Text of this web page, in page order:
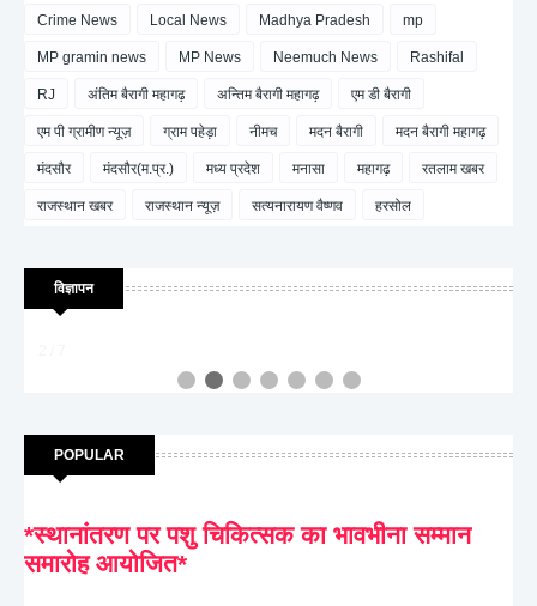
Crime News Local News Madhya Pradesh mp
MP gramin news MP News Neemuch News Rashifal
RJ अंतिम बैरागी महागढ़ अन्तिम बैरागी महागढ़ एम डी बैरागी
एम पी ग्रामीण न्यूज़ ग्राम पहेड़ा नीमच मदन बैरागी मदन बैरागी महागढ़
मंदसौर मंदसौर(म.प्र.) मध्य प्रदेश मनासा महागढ़ रतलाम खबर
राजस्थान खबर राजस्थान न्यूज़ सत्यनारायण वैष्णव हरसोल
विज्ञापन
POPULAR
*स्थानांतरण पर पशु चिकित्सक का भावभीना सम्मान
समारोह आयोजित*